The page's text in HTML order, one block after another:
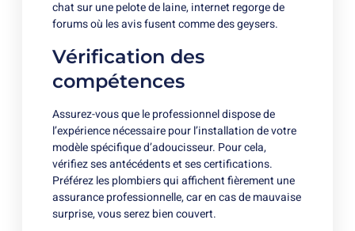
chat sur une pelote de laine, internet regorge de
forums où les avis fusent comme des geysers.
Vérification des
compétences
Assurez-vous que le professionnel dispose de
l’expérience nécessaire pour l’installation de votre
modèle spécifique d’adoucisseur. Pour cela,
vérifiez ses antécédents et ses certifications.
Préférez les plombiers qui affichent fièrement une
assurance professionnelle, car en cas de mauvaise
surprise, vous serez bien couvert.